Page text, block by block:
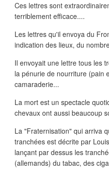
Ces lettres sont
terriblement efficace....
Les lettres qu'il envoya du
indication des lieux, du
Il envoyait une lettre tous les
la pénurie de nourriture (pain
camaraderie...
La mort est un spectacle
chevaux ont aussi beaucoup
La "Fraternisation" qui arriva
tranchées est décrite par
lançant par dessus les
(allemands) du tabac, des